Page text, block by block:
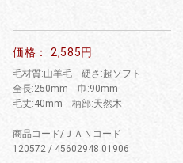
価格： 2,585円
毛材質:山羊毛 硬さ:超ソフト
全長:250mm 巾:90mm
毛丈:40mm 柄部:天然木
商品コード/ＪＡＮコード
120572 / 45602948 01906